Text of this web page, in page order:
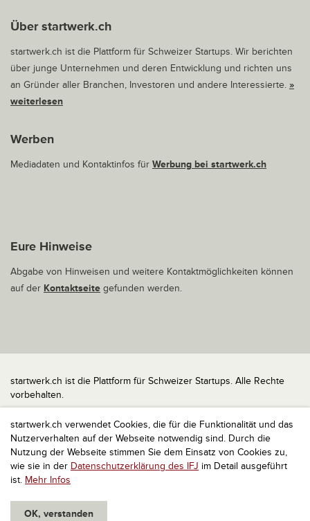
startwerk.ch verwendet Cookies, die für die Funktionalität und das
Nutzerverhalten auf der Webseite notwendig sind. Durch die
Nutzung der Webseite stimmen Sie dem Einsatz von Cookies zu,
wie sie in der Datenschutzerklärung des IFJ im Detail ausgeführt
ist. Mehr Infos
OK, verstanden
Über startwerk.ch
startwerk.ch ist die Plattform für Schweizer Startups. Wir berichten
über junge Unternehmen und deren Entwicklung und richten uns
an Gründer aller Branchen, Investoren und andere Interessierte. »
weiterlesen
Werben
Mediadaten und Kontaktinfos für Werbung bei startwerk.ch
Eure Hinweise
Abgabe von Hinweisen und weitere Kontaktmöglichkeiten können
auf der Kontaktseite gefunden werden.
startwerk.ch ist die Plattform für Schweizer Startups. Alle Rechte
vorbehalten.
Impressum
Kontakt
nach oben